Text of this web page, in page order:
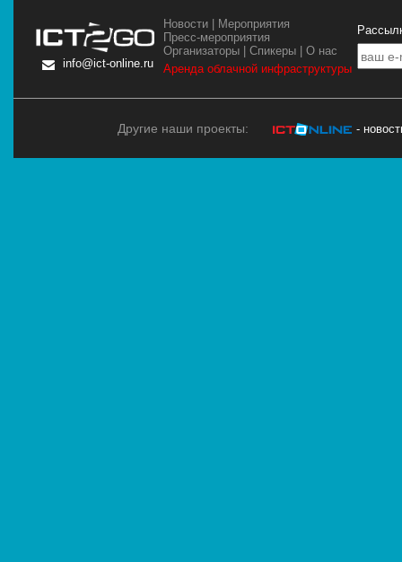
info@ict-online.ru
Новости
Мероприятия
Пресс-мероприятия
Организаторы |Спикеры |О нас
Аренда облачной инфраструктуры
Другие наши проекты: -